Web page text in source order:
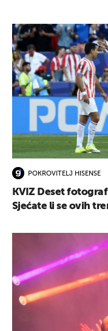
POKROVITELJ HISENSE
KVIZ Deset
Sjećate li se ovih